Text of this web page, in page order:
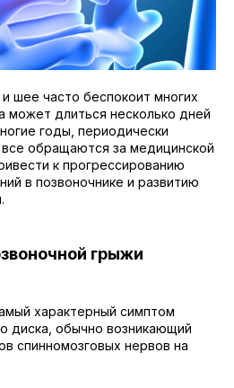
шее часто беспокоит многих
может длиться несколько дней
годы, периодически
обращаются за медицинской
к прогрессированию
в позвоночнике и развитию
грыжи
характерный симптом
диска, обычно возникающий
спинномозговых нервов на